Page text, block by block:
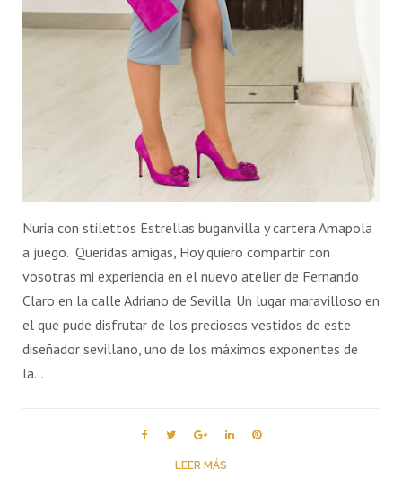
Nuria con stilettos Estrellas buganvilla y cartera Amapola
a juego. Queridas amigas, Hoy quiero compartir con
vosotras mi experiencia en el nuevo atelier de Fernando
Claro en la calle Adriano de Sevilla. Un lugar maravilloso en
el que pude disfrutar de los preciosos vestidos de este
diseñador sevillano, uno de los máximos exponentes de
la…
LEER MÁS